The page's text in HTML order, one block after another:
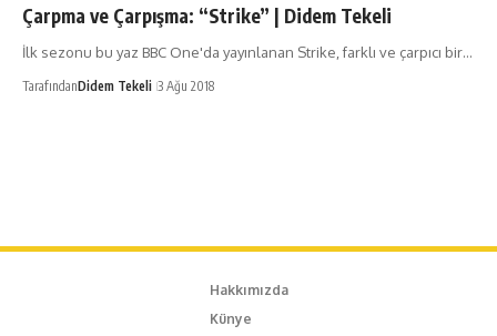
Çarpma ve Çarpışma: “Strike” | Didem Tekeli
İlk sezonu bu yaz BBC One'da yayınlanan Strike, farklı ve çarpıcı bir…
TarafındanDidem Tekeli 3 Ağu 2018
Hakkımızda
Künye